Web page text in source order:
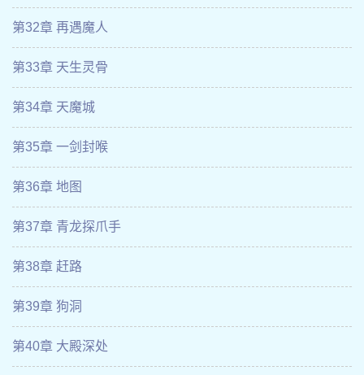
第32章 再遇魔人
第33章 天生灵骨
第34章 天魔城
第35章 一剑封喉
第36章 地图
第37章 青龙探爪手
第38章 赶路
第39章 狗洞
第40章 大殿深处